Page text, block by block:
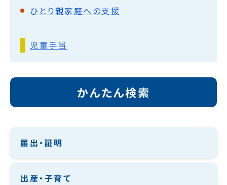
ひとり親家庭への支援
児童手当
かんたん検索
届出・証明
出産・子育て